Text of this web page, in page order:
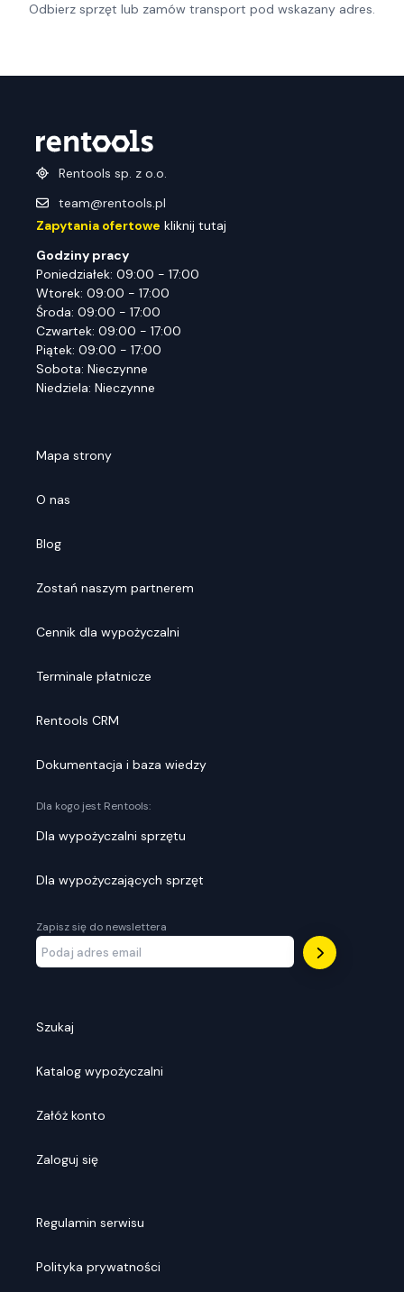
Odbierz sprzęt lub zamów transport pod wskazany adres.
Rentools sp. z o.o.
team@rentools.pl
Zapytania ofertowe kliknij tutaj
Godziny pracy
Poniedziałek: 09:00 - 17:00
Wtorek: 09:00 - 17:00
Środa: 09:00 - 17:00
Czwartek: 09:00 - 17:00
Piątek: 09:00 - 17:00
Sobota: Nieczynne
Niedziela: Nieczynne
Mapa strony
O nas
Blog
Zostań naszym partnerem
Cennik dla wypożyczalni
Terminale płatnicze
Rentools CRM
Dokumentacja i baza wiedzy
Dla kogo jest Rentools:
Dla wypożyczalni sprzętu
Dla wypożyczających sprzęt
Zapisz się do newslettera
Szukaj
Katalog wypożyczalni
Załóż konto
Zaloguj się
Regulamin serwisu
Polityka prywatności